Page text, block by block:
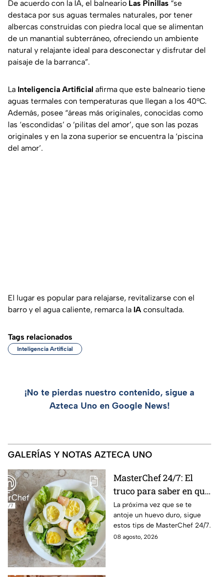
De acuerdo con la IA, el balneario Las Pinillas “se
destaca por sus aguas termales naturales, por tener
albercas construidas con piedra local que se alimentan
de un manantial subterráneo, ofreciendo un ambiente
natural y relajante ideal para desconectar y disfrutar del
paisaje de la barranca”.
La Inteligencia Artificial afirma que este balneario tiene
aguas termales con temperaturas que llegan a los 40°C.
Además, posee “áreas más originales, conocidas como
las ‘escondidas’ o ‘pilitas del amor’, que son las pozas
originales y en la zona superior se encuentra la ‘piscina
del amor’.
El lugar es popular para relajarse, revitalizarse con el
barro y el agua caliente, remarca la IA consultada.
Tags relacionados
Inteligencia Artificial
¡No te pierdas nuestro contenido, sigue a
Azteca Uno en Google News!
GALERÍAS Y NOTAS AZTECA UNO
MasterChef 24/7: El
truco para saber en qué
momento está listo un
huevo cocido
La próxima vez que se te
antoje un huevo duro, sigue
estos tips de MasterChef 24/7.
08 agosto, 2026